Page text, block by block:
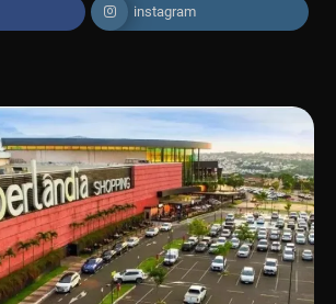
instagram
Senac em Uberlândia oferece curso gratuito
de Tricologia e Terapia Capilar
Uberlândia recebe em agosto turnê de 30 anos
do Grupo Soweto